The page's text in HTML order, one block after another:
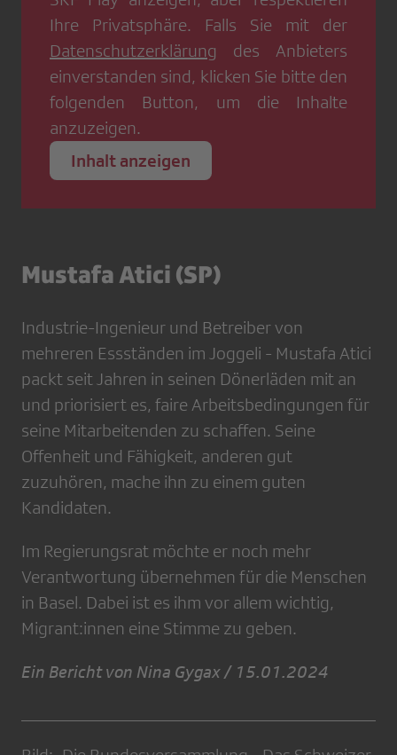
Ihre Privatsphäre. Falls Sie mit der
Datenschutzerklärung des Anbieters
einverstanden sind, klicken Sie bitte den
folgenden Button, um die Inhalte
anzuzeigen.
Inhalt anzeigen
Mustafa Atici (SP)
Industrie-Ingenieur und Betreiber von
mehreren Essständen im Joggeli - Mustafa Atici
packt seit Jahren in seinen Dönerläden mit an
und priorisiert es, faire Arbeitsbedingungen für
seine Mitarbeitenden zu schaffen. Seine
Offenheit und Fähigkeit, anderen gut
zuzuhören, mache ihn zu einem guten
Kandidaten.
Im Regierungsrat möchte er noch mehr
Verantwortung übernehmen für die Menschen
in Basel. Dabei ist es ihm vor allem wichtig,
Migrant:innen eine Stimme zu geben.
Ein Bericht von Nina Gygax / 15.01.2024